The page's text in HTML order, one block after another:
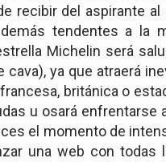
recibir del aspirante
tendentes a la
Michelin será
cava), ya que atraerá
británica o
u osará
el momento de
una web con